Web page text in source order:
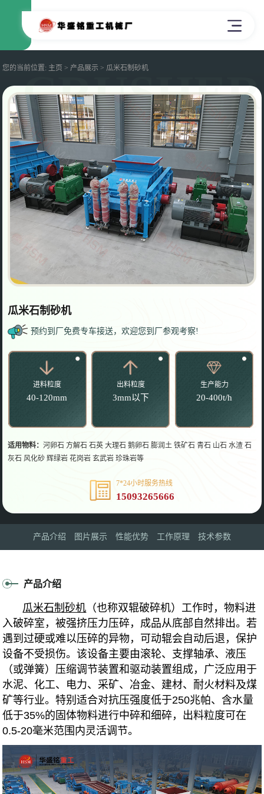
您的当前位置: 主页 > 产品展示 > 瓜米石制砂机
瓜米石制砂机
预约到厂免费专车接送，欢迎您到厂参观考察!
进料粒度
40-120mm
出料粒度
3mm以下
生产能力
20-400t/h
适用物料：河卵石 方解石 石英 大理石 鹅卵石 膨润土 铁矿石 青石 山石 水渣 石
灰石 风化砂 辉绿岩 花岗岩 玄武岩 珍珠岩等
7*24小时服务热线
15093265666
产品介绍 图片展示 性能优势 工作原理 技术参数
产品介绍
瓜米石制砂机 （也称双辊破碎机） 工作时，物料进
入破碎室，被强挤压力压碎，成品从底部自然排出。若
遇到过硬或难以压碎的异物，可动辊会自动后退，保护
设备不受损伤。该设备主要由滚轮、支撑轴承、液压
（或弹簧）压缩调节装置和驱动装置组成，广泛应用于
水泥、化工、电力、采矿、冶金、建材、耐火材料及煤
矿等行业。特别适合对抗压强度低于250兆帕、含水量
低于35%的固体物料进行中碎和细碎，出料粒度可在
0.5-20毫米范围内灵活调节。